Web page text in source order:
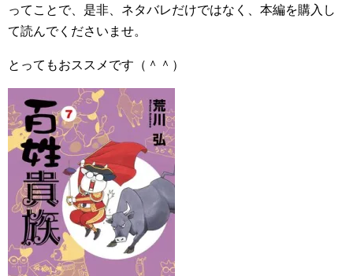
ってことで、是非、ネタバレだけではなく、本編を購入し
て読んでくださいませ。
とってもおススメです（＾＾）